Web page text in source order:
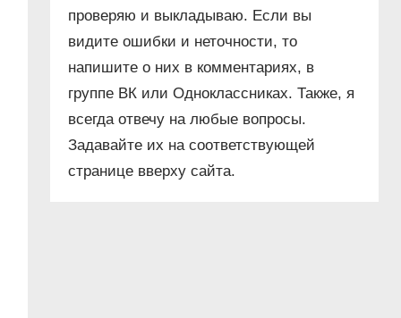
проверяю и выкладываю. Если вы
видите ошибки и неточности, то
напишите о них в комментариях, в
группе ВК или Одноклассниках. Также, я
всегда отвечу на любые вопросы.
Задавайте их на соответствующей
странице вверху сайта.